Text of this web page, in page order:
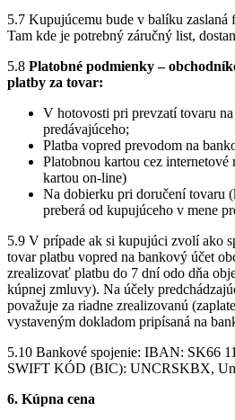
5.7 Kupujúcemu bude v balíku zaslaná
Tam kde je potrebný záručný list,
5.8 Platobné podmienky –
platby za tovar:
V hotovosti pri prevzatí tovaru
predávajúceho;
Platba vopred prevodom na
Platobnou kartou cez
kartou on-line)
Na dobierku pri doručení tovaru
preberá od kupujúceho v mene
5.9 V prípade ak si kupujúci zvolí ako
tovar platbu vopred na bankový účet
zrealizovať platbu do 7 dní odo dňa
kúpnej zmluvy). Na účely
považuje za riadne zrealizovanú
vystaveným dokladom pripísaná na
5.10 Bankové spojenie: IBAN: SK66
SWIFT KÓD (BIC): UNCRSKBX,
6. Kúpna cena